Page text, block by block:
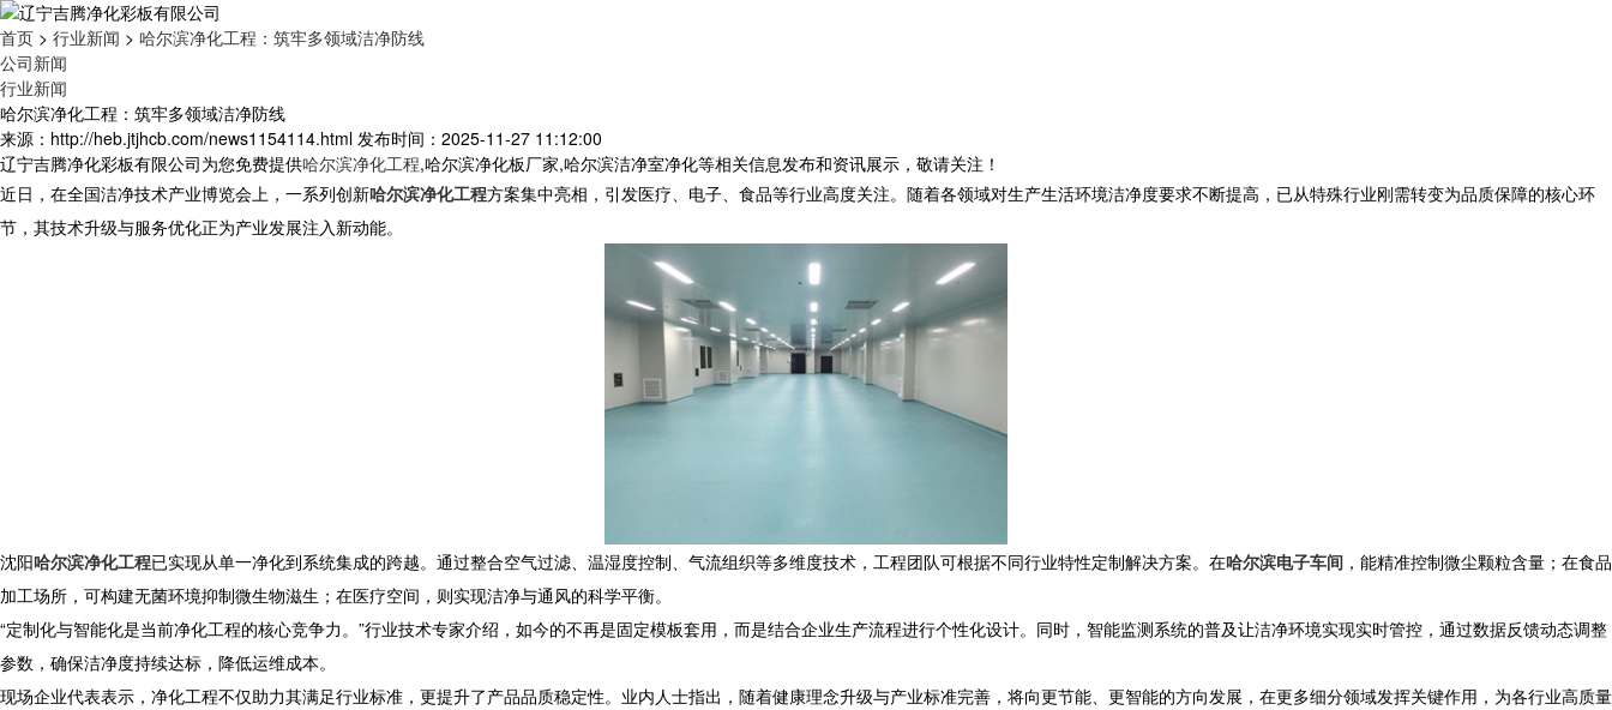
首页 > 行业新闻 > 哈尔滨净化工程：筑牢多领域洁净防线
公司新闻
行业新闻
哈尔滨净化工程：筑牢多领域洁净防线
来源：http://heb.jtjhcb.com/news1154114.html 发布时间：2025-11-27 11:12:00
辽宁吉腾净化彩板有限公司为您免费提供哈尔滨净化工程,哈尔滨净化板厂家,哈尔滨洁净室净化等相关信息发布和资讯展示，敬请关注！
近日，在全国洁净技术产业博览会上，一系列创新哈尔滨净化工程方案集中亮相，引发医疗、电子、食品等行业高度关注。随着各领域对生产生活环境洁净度要求不断提高，已从特殊行业刚需转变为品质保障的核心环
节，其技术升级与服务优化正为产业发展注入新动能。
沈阳哈尔滨净化工程已实现从单一净化到系统集成的跨越。通过整合空气过滤、温湿度控制、气流组织等多维度技术，工程团队可根据不同行业特性定制解决方案。在哈尔滨电子车间 ，能精准控制微尘颗粒含量；在食品
加工场所，可构建无菌环境抑制微生物滋生；在医疗空间，则实现洁净与通风的科学平衡。
“定制化与智能化是当前净化工程的核心竞争力。”行业技术专家介绍，如今的不再是固定模板套用，而是结合企业生产流程进行个性化设计。同时，智能监测系统的普及让洁净环境实现实时管控，通过数据反馈动态调整
参数，确保洁净度持续达标，降低运维成本。
现场企业代表表示，净化工程不仅助力其满足行业标准，更提升了产品品质稳定性。业内人士指出，随着健康理念升级与产业标准完善，将向更节能、更智能的方向发展，在更多细分领域发挥关键作用，为各行业高质量